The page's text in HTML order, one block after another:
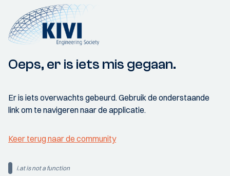
Oeps, er is iets mis gegaan.
Er is iets overwachts gebeurd. Gebruik de onderstaande
link om te navigeren naar de applicatie.
Keer terug naar de community
i.at is not a function